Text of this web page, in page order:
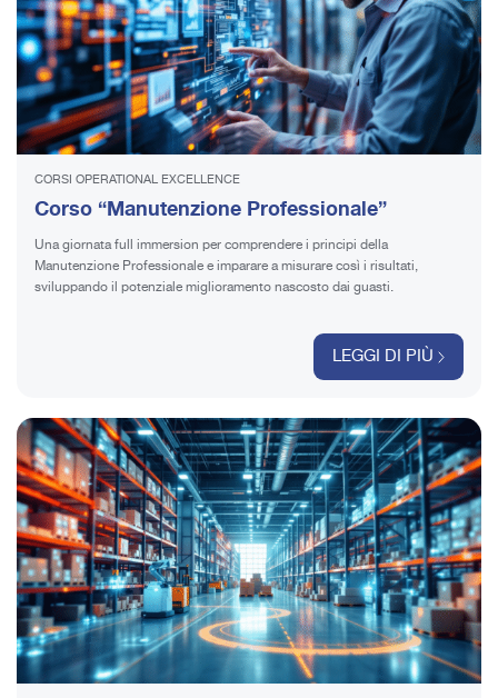
CORSI OPERATIONAL EXCELLENCE
Corso “Manutenzione Professionale”
Una giornata full immersion per comprendere i principi della
Manutenzione Professionale e imparare a misurare così i risultati,
sviluppando il potenziale miglioramento nascosto dai guasti.
LEGGI DI PIÙ